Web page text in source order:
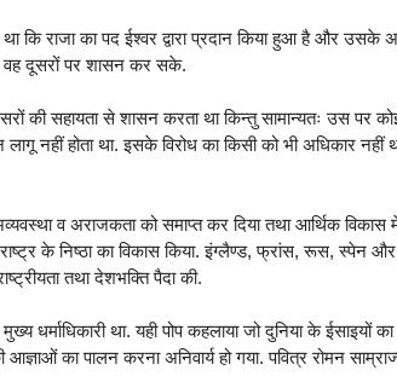
कि राजा का पद ईश्वर द्वारा प्रदान किया हुआ है और उसके
वह दूसरों पर शासन कर सके.
की सहायता से शासन करता था किन्तु सामान्यतः उस पर
नहीं होता था. इसके विरोध का किसी को भी अधिकार नहीं
व अराजकता को समाप्त कर दिया तथा आर्थिक विकास
के निष्ठा का विकास किया. इंग्लैण्ड, फ्रांस, रूस, स्पेन
तथा देशभक्ति पैदा की.
धर्माधिकारी था. यही पोप कहलाया जो दुनिया के ईसाइयों का
का पालन करना अनिवार्य हो गया. पवित्र रोमन